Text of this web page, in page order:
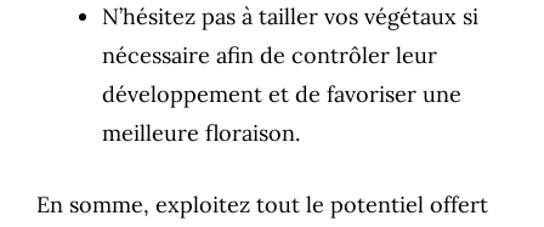
N’hésitez pas à tailler vos végétaux si
nécessaire afin de contrôler leur
développement et de favoriser une
meilleure floraison.
En somme, exploitez tout le potentiel offert